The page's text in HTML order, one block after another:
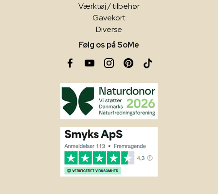
Værktøj / tilbehør
Gavekort
Diverse
Følg os på SoMe